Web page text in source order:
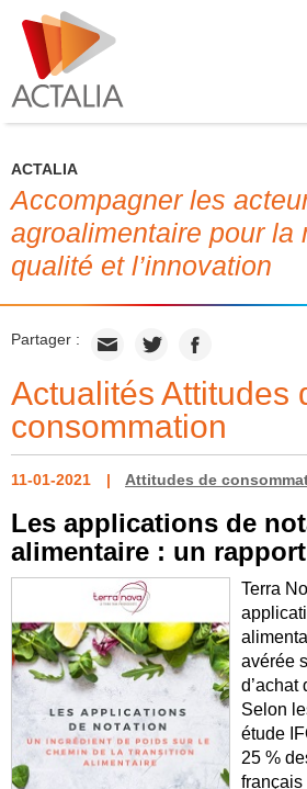
ACTALIA
Accompagner les
agroalimentaire pour la
qualité et l’innovation
Partager :
Actualités Attitudes
consommation
11-01-2021 Attitudes de
Les applications de
alimentaire : un rapport
Terra
avérée
d’achat
Selon
étude
25 %
français